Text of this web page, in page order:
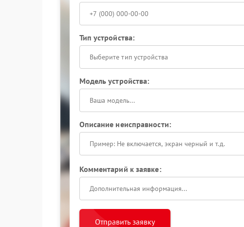
Тип устройства:
Выберите тип устройства
Модель устройства:
Описание неисправности:
Комментарий к заявке:
Отправить заявку